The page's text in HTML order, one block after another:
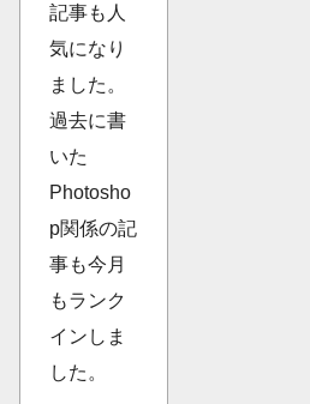
記事も人
気になり
ました。
過去に書
いた
Photosho
p関係の記
事も今月
もランク
インしま
した。